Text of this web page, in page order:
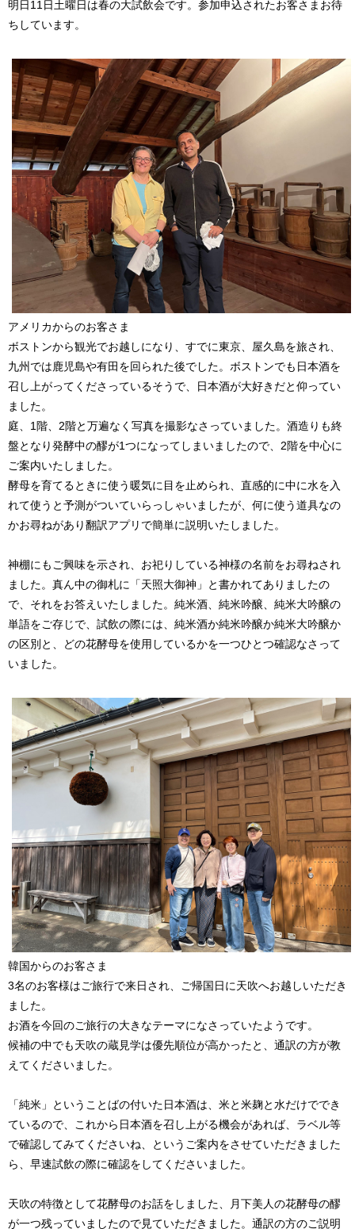
明日11日土曜日は春の大試飲会です。参加申込されたお客さまお待
ちしています。
アメリカからのお客さま
ボストンから観光でお越しになり、すでに東京、屋久島を旅され、
九州では鹿児島や有田を回られた後でした。ボストンでも日本酒を
召し上がってくださっているそうで、日本酒が大好きだと仰ってい
ました。
庭、1階、2階と万遍なく写真を撮影なさっていました。酒造りも終
盤となり発酵中の醪が1つになってしまいましたので、2階を中心に
ご案内いたしました。
酵母を育てるときに使う暖気に目を止められ、直感的に中に水を入
れて使うと予測がついていらっしゃいましたが、何に使う道具なの
かお尋ねがあり翻訳アプリで簡単に説明いたしました。
神棚にもご興味を示され、お祀りしている神様の名前をお尋ねされ
ました。真ん中の御札に「天照大御神」と書かれてありましたの
で、それをお答えいたしました。純米酒、純米吟醸、純米大吟醸の
単語をご存じで、試飲の際には、純米酒か純米吟醸か純米大吟醸か
の区別と、どの花酵母を使用しているかを一つひとつ確認なさって
いました。
韓国からのお客さま
3名のお客様はご旅行で来日され、ご帰国日に天吹へお越しいただき
ました。
お酒を今回のご旅行の大きなテーマになさっていたようです。
候補の中でも天吹の蔵見学は優先順位が高かったと、通訳の方が教
えてくださいました。
「純米」ということばの付いた日本酒は、米と米麹と水だけででき
ているので、これから日本酒を召し上がる機会があれば、ラベル等
で確認してみてくださいね、というご案内をさせていただきました
ら、早速試飲の際に確認をしてくださいました。
天吹の特徴として花酵母のお話をしました、月下美人の花酵母の醪
が一つ残っていましたので見ていただきました。通訳の方のご説明